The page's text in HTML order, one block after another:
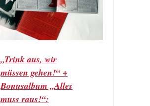
„Trink aus, wir
müssen gehen!“ +
Bonusalbum „Alles
muss raus!“: